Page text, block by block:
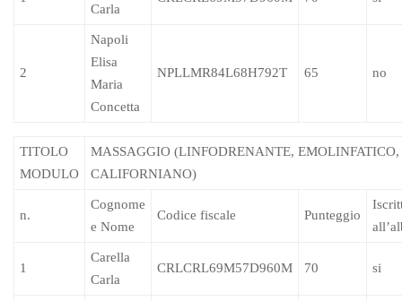
Carla
2
Napoli
Elisa
Maria
Concetta
NPLLMR84L68H792T 65 no
TITOLO
MODULO
MASSAGGIO (LINFODRENANTE, EMOLINFATICO,
CALIFORNIANO)
n.
Cognome
e Nome
Codice fiscale Punteggio
1
Carella
Carla
CRLCRL69M57D960M 70 si